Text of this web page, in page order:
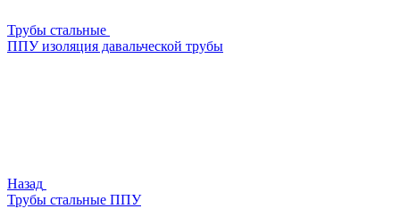
Трубы стальные
ППУ изоляция давальческой трубы
Назад
Трубы стальные ППУ